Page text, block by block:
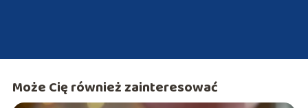
Może Cię również zainteresować